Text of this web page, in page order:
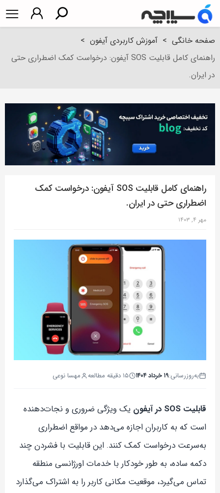
صفحه خانگی > آموزش کاربردی آیفون >
راهنمای کامل قابلیت SOS آیفون: درخواست کمک اضطراری حتی
در ایران.
راهنمای کامل قابلیت SOS آیفون: درخواست کمک
اضطراری حتی در ایران.
مهر ۴, ۱۴۰۳
به‌روزرسانی:۱۹ خرداد ۱۴۰۴ ۱۵ دقیقه مطالعه مهسا نوعی
قابلیت SOS در آیفون
یک ویژگی ضروری و نجات‌دهنده
است که به کاربران اجازه می‌دهد در مواقع اضطراری
به‌سرعت درخواست کمک کنند. این قابلیت با فشردن چند
دکمه ساده، به طور خودکار با خدمات اورژانسی منطقه
تماس می‌گیرد، موقعیت مکانی کاربر را به اشتراک می‌گذارد